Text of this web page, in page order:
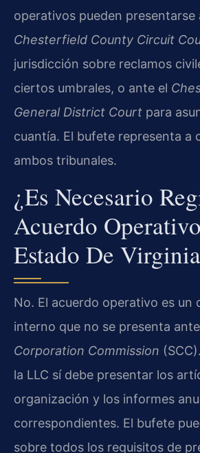
operativos pueden presentarse
Chesterfield County Circuit
jurisdicción sobre reclamos
ciertos umbrales, o ante el
General District Court para
cuantía. El bufete representa a
ambos tribunales.
¿Es Necesario
Acuerdo
Estado De
No. El acuerdo operativo es un
interno que no se presenta
Corporation Commission
la LLC sí debe presentar los
organización y los informes
correspondientes. El bufete
sobre todos los requisitos de